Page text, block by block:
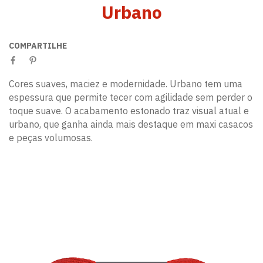
Urbano
COMPARTILHE
Cores suaves, maciez e modernidade. Urbano tem uma
espessura que permite tecer com agilidade sem perder o
toque suave. O acabamento estonado traz visual atual e
urbano, que ganha ainda mais destaque em maxi casacos
e peças volumosas.